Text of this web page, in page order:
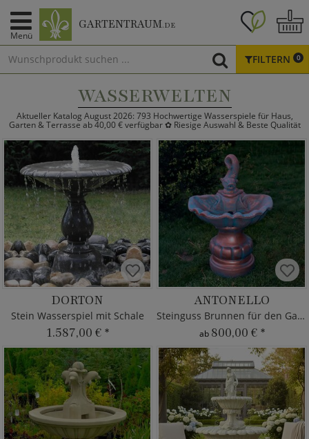
Menü
GARTENTRAUM.DE
FILTERN 0
WASSERWELTEN
Aktueller Katalog August 2026: 793 Hochwertige Wasserspiele für Haus,
Garten & Terrasse ab 40,00 € verfügbar ✿ Riesige Auswahl & Beste Qualität
DORTON
Stein Wasserspiel mit Schale
1.587,00 € *
ANTONELLO
Steinguss Brunnen für den Garten
ab 800,00 € *